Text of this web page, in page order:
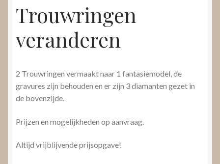
Trouwringen
veranderen
2 Trouwringen vermaakt naar 1 fantasiemodel, de
gravures zijn behouden en er zijn 3 diamanten gezet in
de bovenzijde.
Prijzen en mogelijkheden op aanvraag.
Altijd vrijblijvende prijsopgave!